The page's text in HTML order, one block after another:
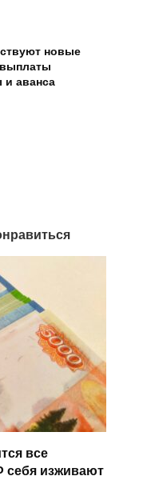
новые
и аванса
все
себя изживают